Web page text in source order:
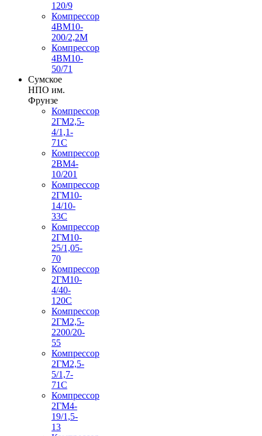
120/9
Компрессор
4ВМ10-
200/2,2М
Компрессор
4ВМ10-
50/71
Сумское
НПО им.
Фрунзе
Компрессор
2ГМ2,5-
4/1,1-
71С
Компрессор
2ВМ4-
10/201
Компрессор
2ГМ10-
14/10-
33С
Компрессор
2ГМ10-
25/1,05-
70
Компрессор
2ГМ10-
4/40-
120С
Компрессор
2ГМ2,5-
2200/20-
55
Компрессор
2ГМ2,5-
5/1,7-
71С
Компрессор
2ГМ4-
19/1,5-
13